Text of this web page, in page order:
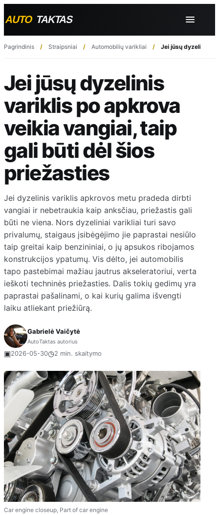
Pagrindinis Straipsniai Automobilių varikliai Jei jūsų dyzelinis
Jei jūsų dyzelinis
variklis po apkrova
veikia vangiai, taip
gali būti dėl šios
priežasties
Jei dyzelinis variklis apkrovos metu pradeda dirbti
vangiai ir nebetraukia kaip anksčiau, priežastis gali
būti ne viena. Nors dyzeliniai varikliai turi savo
privalumų, staigaus įsibėgėjimo jie paprastai nesiūlo
taip greitai kaip benzininiai, o jų apsukos ribojamos
konstrukcijos ypatumų. Vis dėlto, jei automobilis
tapo pastebimai mažiau jautrus akseleratoriui, verta
ieškoti techninės priežasties. Dalis tokių gedimų yra
paprastai pašalinami, o kai kurių galima išvengti
laiku atliekant priežiūrą.
Gabrielė Vaičytė
AutoTaktas autorius
▣2026-05-30◷2 min. skaitymo
Car engine closeup, Part of car engine